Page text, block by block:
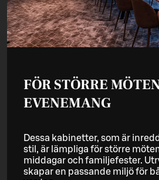
FÖR STÖRRE
EVENEMANG
Dessa kabinetter, som är
stil, är lämpliga för större
middagar och familjefester.
skapar en passande miljö för